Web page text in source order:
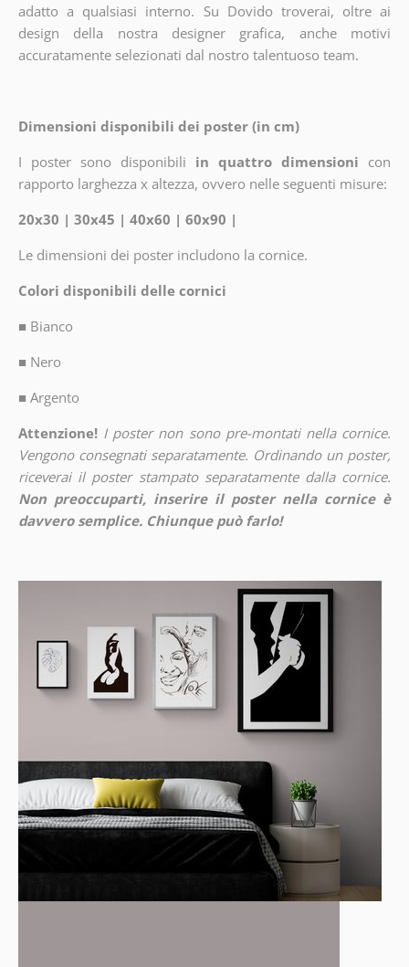
adatto a qualsiasi interno. Su Dovido troverai, oltre ai
design della nostra designer grafica, anche motivi
accuratamente selezionati dal nostro talentuoso team.
Dimensioni disponibili dei poster (in cm)
I poster sono disponibili in quattro dimensioni con
rapporto larghezza x altezza, ovvero nelle seguenti misure:
20x30 | 30x45 | 40x60 | 60x90 |
Le dimensioni dei poster includono la cornice.
Colori disponibili delle cornici
■ Bianco
■ Nero
■ Argento
Attenzione! I poster non sono pre-montati nella cornice.
Vengono consegnati separatamente. Ordinando un poster,
riceverai il poster stampato separatamente dalla cornice.
Non preoccuparti, inserire il poster nella cornice è
davvero semplice. Chiunque può farlo!